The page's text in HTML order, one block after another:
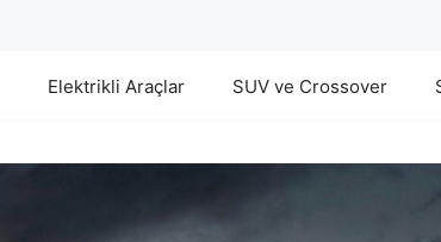
Elektrikli Araçlar SUV ve Crossover